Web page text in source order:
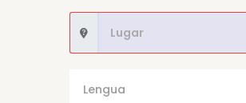
Lengua